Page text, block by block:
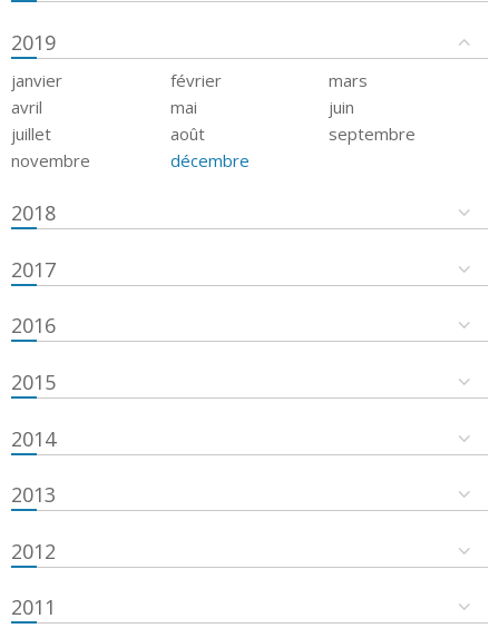
2019
janvier février
mars
avril
mai
juin
juillet
août
septembre
novembre
décembre
2018
2017
2016
2015
2014
2013
2012
2011